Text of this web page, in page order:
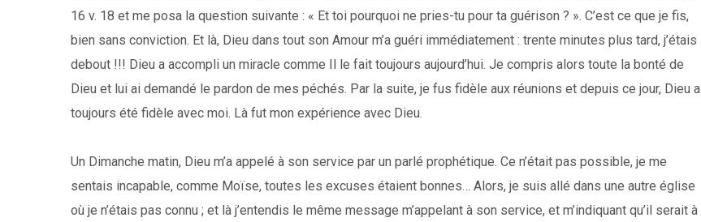
16 v. 18 et me posa la question suivante : « Et toi pourquoi ne pries-tu pour ta guérison ? ». C’est ce que je fis,
bien sans conviction. Et là, Dieu dans tout son Amour m’a guéri immédiatement : trente minutes plus tard, j’étais
debout !!! Dieu a accompli un miracle comme Il le fait toujours aujourd’hui. Je compris alors toute la bonté de
Dieu et lui ai demandé le pardon de mes péchés. Par la suite, je fus fidèle aux réunions et depuis ce jour, Dieu a
toujours été fidèle avec moi. Là fut mon expérience avec Dieu.
Un Dimanche matin, Dieu m’a appelé à son service par un parlé prophétique. Ce n’était pas possible, je me
sentais incapable, comme Moïse, toutes les excuses étaient bonnes… Alors, je suis allé dans une autre église
où je n’étais pas connu ; et là j’entendis le même message m’appelant à son service, et m’indiquant qu’il serait à